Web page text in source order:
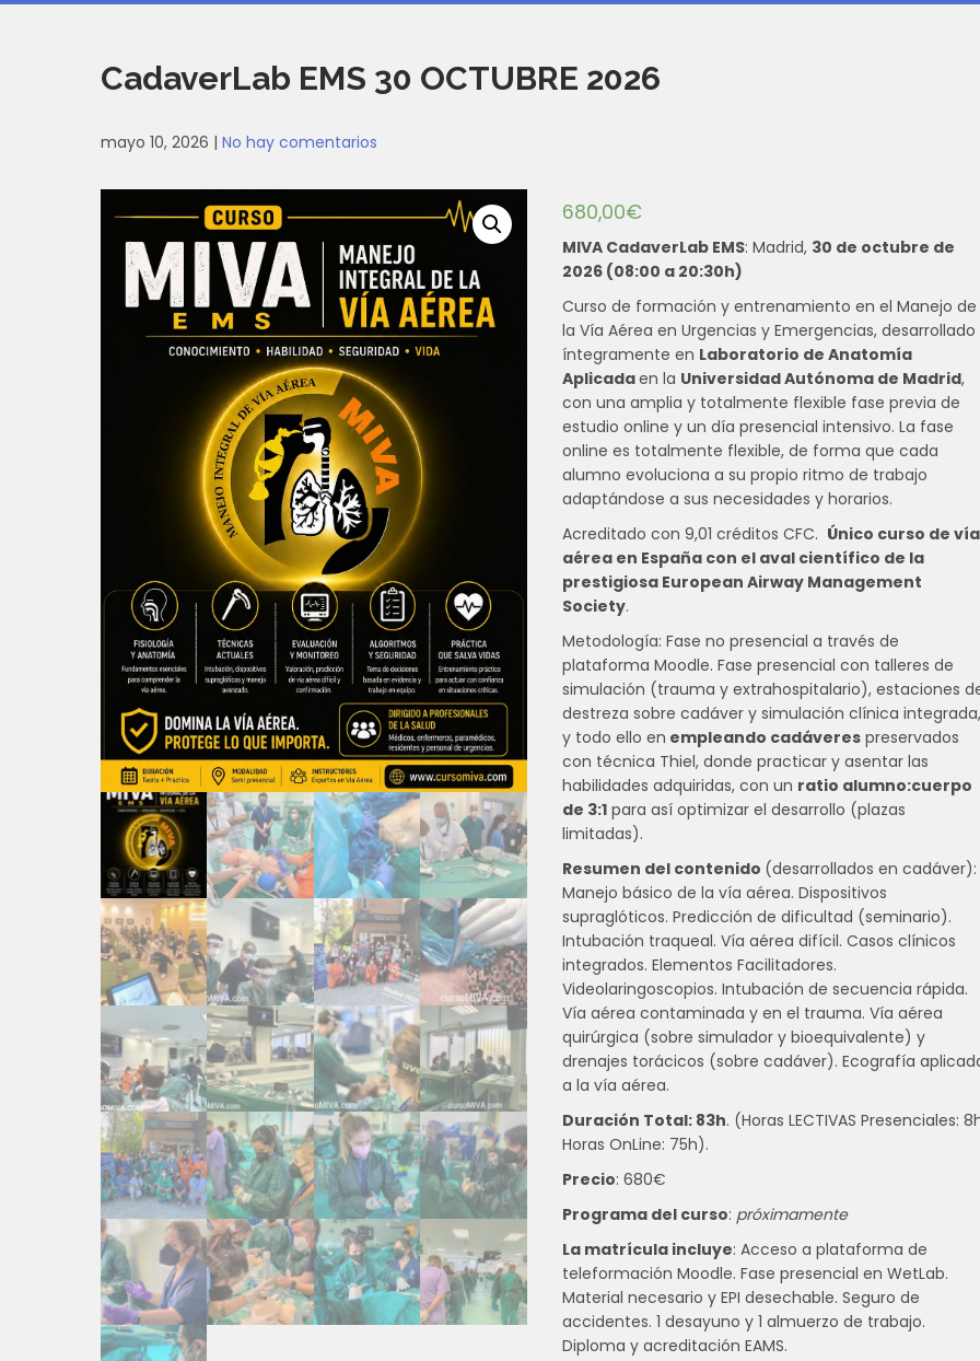
CadaverLab EMS 30 OCTUBRE 2026
mayo 10, 2026 | No hay comentarios
680,00€
MIVA CadaverLab EMS: Madrid, 30 de octubre de
2026 (08:00 a 20:30h)
Curso de formación y entrenamiento en el Manejo de
la Vía Aérea en Urgencias y Emergencias, desarrollado
íntegramente en Laboratorio de Anatomía
Aplicadaen la Universidad Autónoma de Madrid,
con una amplia y totalmente flexible fase previa de
estudio online y un día presencial intensivo. La fase
online es totalmente flexible, de forma que cada
alumno evoluciona a su propio ritmo de trabajo
adaptándose a sus necesidades y horarios.
Acreditado con 9,01 créditos CFC. Único curso de vía
aérea en España con el aval científico de la
prestigiosa European Airway Management
Society.
Metodología: Fase no presencial a través de
plataforma Moodle. Fase presencial con talleres de
simulación (trauma y extrahospitalario), estaciones
destreza sobre cadáver y simulación clínica
y todo ello en empleando cadáveres preservados
con técnica Thiel, donde practicar y asentar las
habilidades adquiridas, con un ratio alumno:cuerpo
de 3:1 para así optimizar el desarrollo (plazas
limitadas).
Resumen del contenido (desarrollados en cadáver):
Manejo básico de la vía aérea. Dispositivos
supraglóticos. Predicción de dificultad (seminario).
Intubación traqueal. Vía aérea difícil. Casos clínicos
integrados. Elementos Facilitadores.
Videolaringoscopios. Intubación de secuencia rápida.
Vía aérea contaminada y en el trauma. Vía aérea
quirúrgica (sobre simulador y bioequivalente) y
drenajes torácicos (sobre cadáver). Ecografía
a la vía aérea.
Duración Total: 83h. (Horas LECTIVAS Presenciales:
Horas OnLine: 75h).
Precio: 680€
Programa del curso: próximamente
La matrícula incluye: Acceso a plataforma de
teleformación Moodle. Fase presencial en WetLab.
Material necesario y EPI desechable. Seguro de
accidentes. 1 desayuno y 1 almuerzo de trabajo.
Diploma y acreditación EAMS.